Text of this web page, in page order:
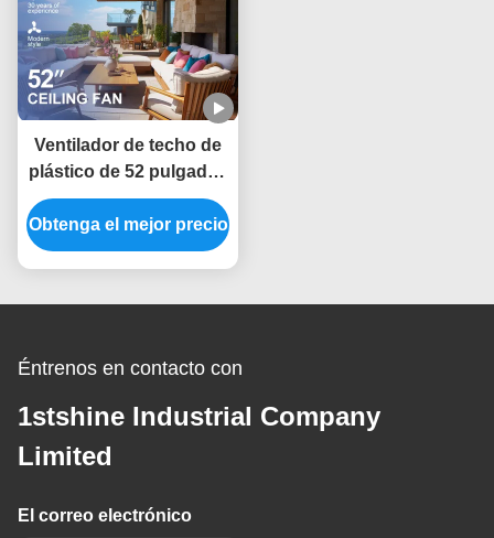
Ventilador de techo de
plástico de 52 pulgadas
con opción de 6
velocidades y control
remoto inteligente para
Obtenga el mejor precio
Éntrenos en contacto con
1stshine Industrial Company
Limited
El correo electrónico